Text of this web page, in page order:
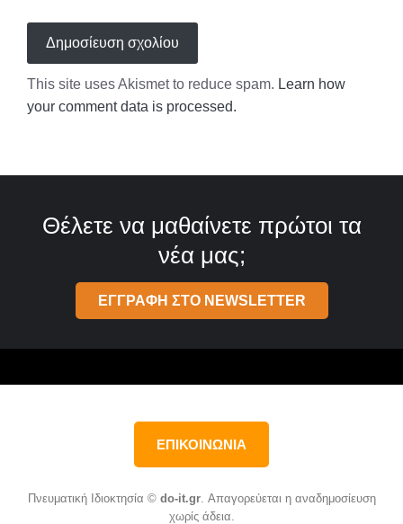
This site uses Akismet to reduce spam. Learn how
your comment data is processed.
Θέλετε να μαθαίνετε πρώτοι τα
νέα μας;
ΕΓΓΡΑΦΗ ΣΤΟ NEWSLETTER
ΕΠΙΚΟΙΝΩΝΙΑ
Πνευματική Ιδιοκτησία © do-it.gr. Απαγορεύεται η αναδημοσίευση
χωρίς άδεια.